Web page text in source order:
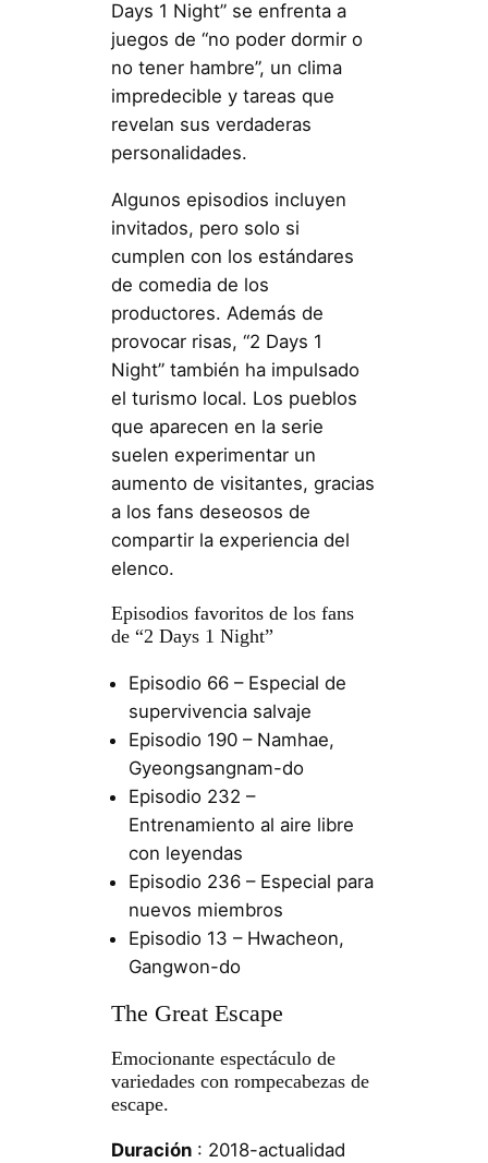
Days 1 Night” se enfrenta a
juegos de “no poder dormir o
no tener hambre”, un clima
impredecible y tareas que
revelan sus verdaderas
personalidades.
Algunos episodios incluyen
invitados, pero solo si
cumplen con los estándares
de comedia de los
productores. Además de
provocar risas, “2 Days 1
Night” también ha impulsado
el turismo local. Los pueblos
que aparecen en la serie
suelen experimentar un
aumento de visitantes, gracias
a los fans deseosos de
compartir la experiencia del
elenco.
Episodios favoritos de los fans
de “2 Days 1 Night”
Episodio 66 – Especial de
supervivencia salvaje
Episodio 190 – Namhae,
Gyeongsangnam-do
Episodio 232 –
Entrenamiento al aire libre
con leyendas
Episodio 236 – Especial para
nuevos miembros
Episodio 13 – Hwacheon,
Gangwon-do
The Great Escape
Emocionante espectáculo de
variedades con rompecabezas de
escape.
Duración: 2018-actualidad